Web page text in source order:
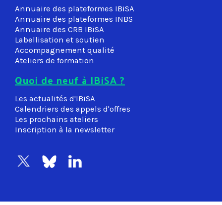
Annuaire des plateformes IBiSA
Annuaire des plateformes INBS
Annuaire des CRB IBiSA
Labellisation et soutien
Accompagnement qualité
Ateliers de formation
Quoi de neuf à IBiSA ?
Les actualités d'IBiSA
Calendriers des appels d'offres
Les prochains ateliers
Inscription à la newsletter